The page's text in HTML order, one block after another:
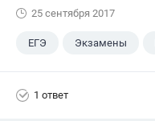
25 сентября 2017
ЕГЭ Экзамены
1 ответ